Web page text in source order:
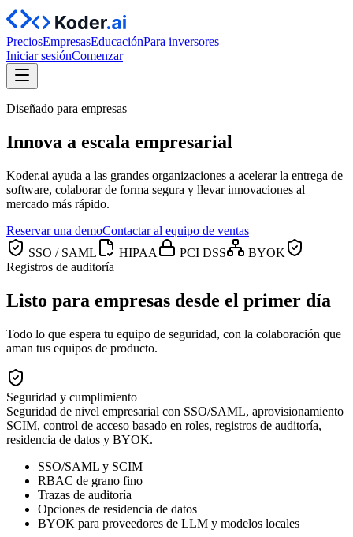
PreciosEmpresasEducaciónPara inversores
Iniciar sesiónComenzar
Diseñado para empresas
Innova a escala empresarial
Koder.ai ayuda a las grandes organizaciones a acelerar la entrega de
software, colaborar de forma segura y llevar innovaciones al
mercado más rápido.
Reservar una demoContactar al equipo de ventas
SSO / SAML
HIPAA PCI DSS
BYOK
Registros de auditoría
Listo para empresas desde el primer día
Todo lo que espera tu equipo de seguridad, con la colaboración que
aman tus equipos de producto.
Seguridad y cumplimiento
Seguridad de nivel empresarial con SSO/SAML, aprovisionamiento
SCIM, control de acceso basado en roles, registros de auditoría,
residencia de datos y BYOK.
SSO/SAML y SCIM
RBAC de grano fino
Trazas de auditoría
Opciones de residencia de datos
BYOK para proveedores de LLM y modelos locales